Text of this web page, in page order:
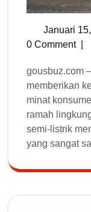
Januari
0 Comment
gousbuz.com – Pasar otomotif tanah air kembali
memberikan
minat
ramah
semi-listrik
yang sangat